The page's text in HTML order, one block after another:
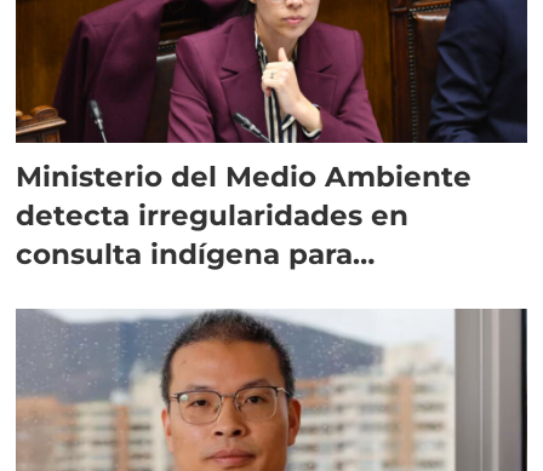
Ministerio del Medio Ambiente
detecta irregularidades en
consulta indígena para